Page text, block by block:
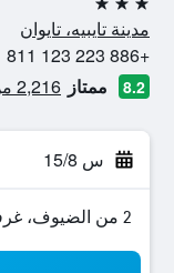
3 نجوم
مدينة تايبيه، تايوان
+886 223 123 811
8.2 ممتاز 2,216 من التقييمات تم التحقق منها
س 15/8
2 من الضيوف، غرفة واحدة